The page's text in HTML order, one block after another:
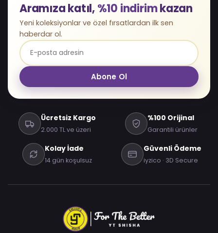
Aramıza katıl,%10 indirimkazan
Yeni koleksiyonlar ve özel fırsatlardan ilk sen
haberdar ol.
Abone Ol
Ücretsiz Kargo
2.000 TL ve üzeri
%100 Orijinal
Garantili ürünler
Kolay İade
14 gün koşulsuz
Güvenli Ödeme
iyzico · 3D Secure